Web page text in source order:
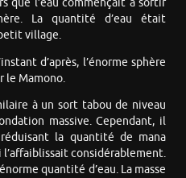
que l’eau commençait à sortir
La quantité d’eau était
village.
d’après, l’énorme sphère
le Mamono.
à un sort tabou de niveau
massive. Cependant, il
la quantité de mana
l’affaiblissait considérablement.
quantité d’eau. La masse